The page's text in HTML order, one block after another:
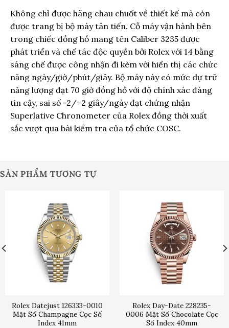
Không chỉ được hãng chau chuốt về thiết kế mà còn
được trang bị bộ máy tân tiến. Cỗ máy vận hành bên
trong chiếc đồng hồ mang tên Caliber 3235 được
phát triển và chế tác độc quyền bởi Rolex với 14 bằng
sáng chế được công nhận đi kèm với hiển thị các chức
năng ngày/giờ/phút/giây. Bộ máy này có mức dự trữ
năng lượng đạt 70 giờ đồng hồ với độ chính xác đáng
tin cậy, sai số -2/+2 giây/ngày đạt chứng nhận
Superlative Chronometer của Rolex đồng thời xuất
sắc vượt qua bài kiểm tra của tổ chức COSC.
SẢN PHẨM TƯƠNG TỰ
Rolex Datejust 126333-0010
Mặt Số Champagne Cọc Số
Index 41mm
Rolex Day-Date 228235-
0006 Mặt Số Chocolate Cọc
Số Index 40mm